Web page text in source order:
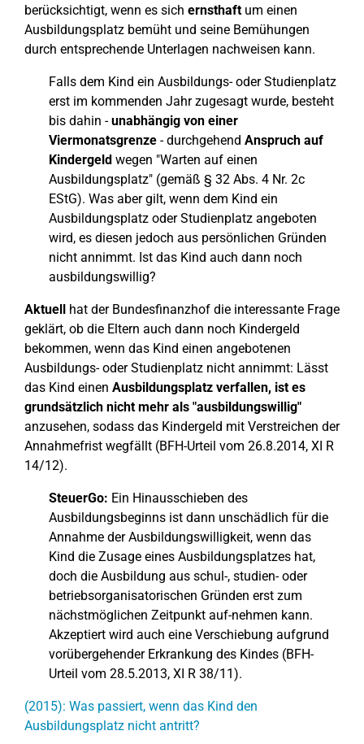
berücksichtigt, wenn es sich ernsthaftum einen
Ausbildungsplatz bemüht und seine Bemühungen
durch entsprechende Unterlagen nachweisen kann.
Falls dem Kind ein Ausbildungs- oder Studienplatz
erst im kommenden Jahr zugesagt wurde, besteht
bis dahin -unabhängig von einer
Viermonatsgrenze - durchgehend Anspruch auf
Kindergeld wegen "Warten auf einen
Ausbildungsplatz" (gemäß § 32 Abs. 4 Nr. 2c
EStG). Was aber gilt, wenn dem Kind ein
Ausbildungsplatz oder Studienplatz angeboten
wird, es diesen jedoch aus persönlichen Gründen
nicht annimmt. Ist das Kind auch dann noch
ausbildungswillig?
Aktuell hat der Bundesfinanzhof die interessante Frage
geklärt, ob die Eltern auch dann noch Kindergeld
bekommen, wenn das Kind einen angebotenen
Ausbildungs- oder Studienplatz nicht annimmt: Lässt
das Kind einen Ausbildungsplatz verfallen, ist es
grundsätzlich nicht mehr als "ausbildungswillig"
anzusehen, sodass das Kindergeld mit Verstreichen der
Annahmefrist wegfällt (BFH-Urteil vom 26.8.2014, XI R
14/12).
SteuerGo: Ein Hinausschieben des
Ausbildungsbeginns ist dann unschädlich für die
Annahme der Ausbildungswilligkeit, wenn das
Kind die Zusage eines Ausbildungsplatzes hat,
doch die Ausbildung aus schul-, studien- oder
betriebsorganisatorischen Gründen erst zum
nächstmöglichen Zeitpunkt auf-nehmen kann.
Akzeptiert wird auch eine Verschiebung aufgrund
vorübergehender Erkrankung des Kindes (BFH-
Urteil vom 28.5.2013, XI R 38/11).
(2015): Was passiert, wenn das Kind den
Ausbildungsplatz nicht antritt?